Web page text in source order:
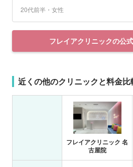
20代前半・女性
フレイアクリニックの公
近くの他のクリニックと料金比
フレイアクリニック 名
古屋院